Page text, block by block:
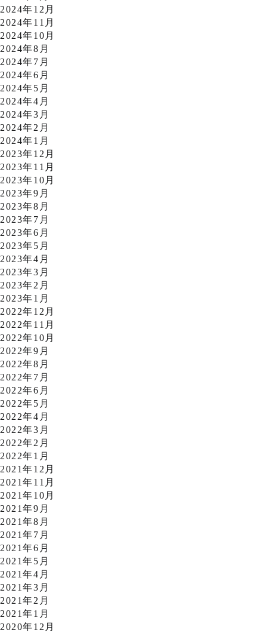
2024年12月
2024年11月
2024年10月
2024年8月
2024年7月
2024年6月
2024年5月
2024年4月
2024年3月
2024年2月
2024年1月
2023年12月
2023年11月
2023年10月
2023年9月
2023年8月
2023年7月
2023年6月
2023年5月
2023年4月
2023年3月
2023年2月
2023年1月
2022年12月
2022年11月
2022年10月
2022年9月
2022年8月
2022年7月
2022年6月
2022年5月
2022年4月
2022年3月
2022年2月
2022年1月
2021年12月
2021年11月
2021年10月
2021年9月
2021年8月
2021年7月
2021年6月
2021年5月
2021年4月
2021年3月
2021年2月
2021年1月
2020年12月